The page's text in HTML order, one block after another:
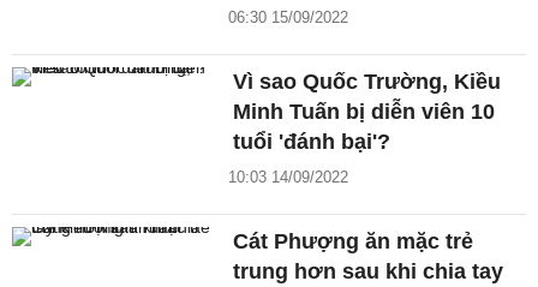
06:30 15/09/2022
Vì sao Quốc Trường, Kiều
Minh Tuấn bị diễn viên 10
tuổi 'đánh bại'?
10:03 14/09/2022
Cát Phượng ăn mặc trẻ
trung hơn sau khi chia tay